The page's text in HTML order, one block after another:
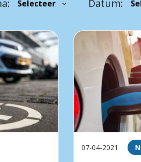
Datum:
07-04-2021